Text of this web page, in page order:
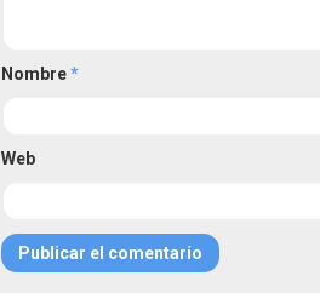
Nombre*
Web